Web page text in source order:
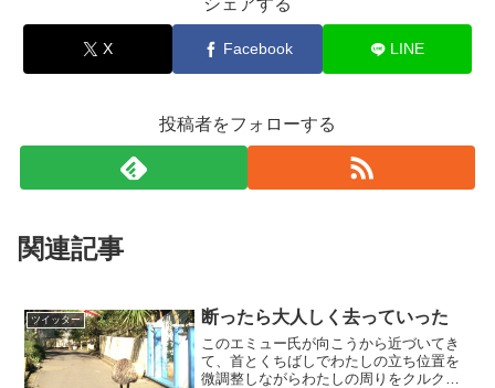
X Facebook LINE
投稿者をフォローする
関連記事
ツイッター 断ったら大人しく去っていった
このエミュー氏が向こうから近づいてき
て、首とくちばしでわたしの立ち位置を
微調整しながらわたしの周りをクルクル